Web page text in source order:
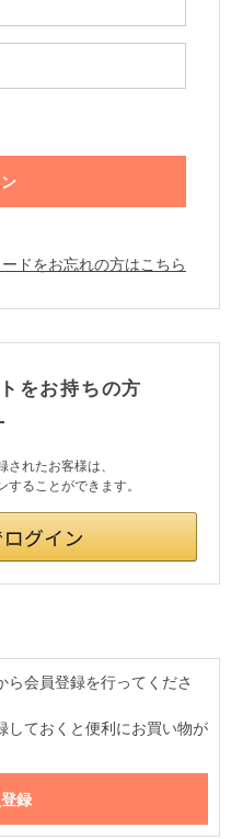
ドをお忘れの方はこちら
をお持ちの方
れたお客様は、
ることができます。
会員登録を行ってくださ
しておくと便利にお買い物が